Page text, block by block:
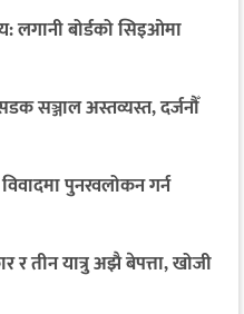
लगानी बोर्डको सिइओमा
सञ्जाल अस्तव्यस्त, दर्जनौँ
पुनरवलोकन गर्न
तीन यात्रु अझै बेपत्ता, खोजी